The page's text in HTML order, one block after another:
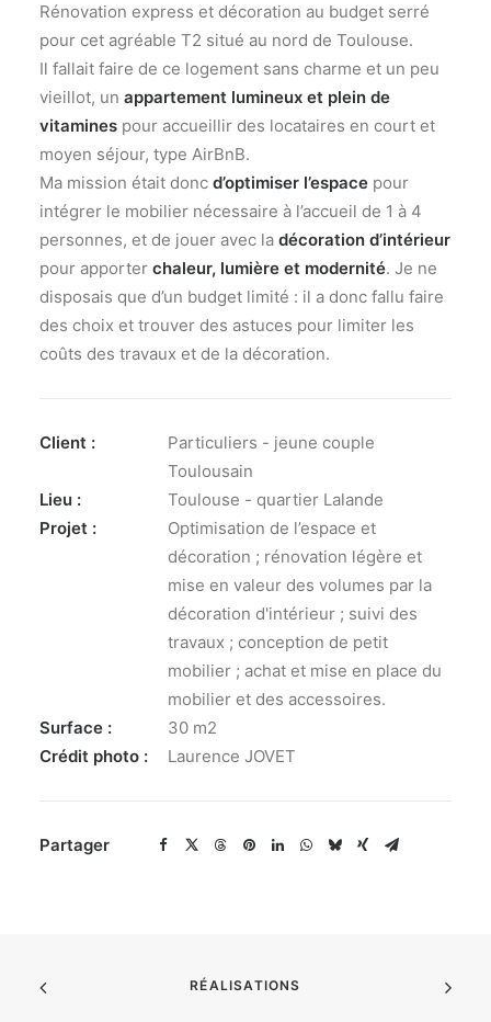
Rénovation express et décoration au budget serré
pour cet agréable T2 situé au nord de Toulouse.
Il fallait faire de ce logement sans charme et un peu
vieillot, un appartement lumineux et plein de
vitamines pour accueillir des locataires en court et
moyen séjour, type AirBnB.
Ma mission était donc d’optimiser l’espace pour
intégrer le mobilier nécessaire à l’accueil de 1 à 4
personnes, et de jouer avec la décoration d’intérieur
pour apporter chaleur, lumière et modernité. Je ne
disposais que d’un budget limité : il a donc fallu faire
des choix et trouver des astuces pour limiter les
coûts des travaux et de la décoration.
Client :
Particuliers - jeune couple
Toulousain
Lieu :
Toulouse - quartier Lalande
Projet :
Optimisation de l’espace et
décoration ; rénovation légère et
mise en valeur des volumes par la
décoration d'intérieur ; suivi des
travaux ; conception de petit
mobilier ; achat et mise en place du
mobilier et des accessoires.
Surface :
30 m2
Crédit photo :
Laurence JOVET
Partager
RÉALISATIONS